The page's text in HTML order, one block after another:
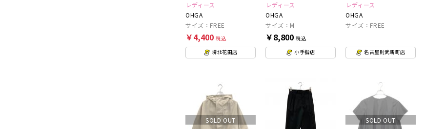
レディース
OHGA
サイズ：FREE
￥4,400 税込
堺北花田店
レディース
OHGA
サイズ：M
￥8,800 税込
小手指店
レディース
OHGA
サイズ：FREE
名古屋則武新町店
SOLD OUT SOLD OUT